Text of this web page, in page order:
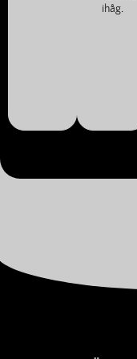
ihåg.